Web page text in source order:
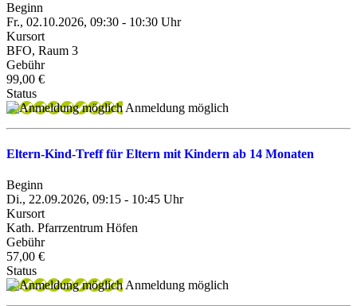
Beginn
Fr., 02.10.2026, 09:30 - 10:30 Uhr
Kursort
BFO, Raum 3
Gebühr
99,00 €
Status
Anmeldung möglich
Eltern-Kind-Treff für Eltern mit Kindern ab 14 Monaten
Beginn
Di., 22.09.2026, 09:15 - 10:45 Uhr
Kursort
Kath. Pfarrzentrum Höfen
Gebühr
57,00 €
Status
Anmeldung möglich